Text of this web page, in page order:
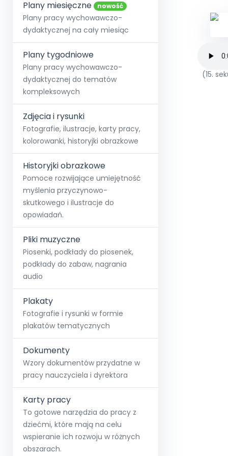
Społeczność
+48 12 631 04 10
kontakt@blizejprzedszkola.pl
O miesięczniku
Strona główna
O Akademii
Akademia
Poznaj pakiet MAX
Testuj przez 7 dni Pełen
Wszystkie projekty
Skontaktuj się
Dodaj wpis
Plany miesięczne nowość
Plany pracy wychowawczo-
dydaktycznej na cały miesiąc
Plany tygodniowe
Plany pracy wychowawczo-
dydaktycznej do tematów
kompleksowych
Zdjęcia i rysunki
Fotografie, ilustracje, karty pracy,
kolorowanki, historyjki obrazkowe
Historyjki obrazkowe
Pomoce rozwijające umiejętność
myślenia przyczynowo-
skutkowego i ilustracje do
opowiadań.
Pliki muzyczne
Piosenki, podkłady do piosenek,
podkłady do zabaw, nagrania
audio
Plakaty
Fotografie i rysunki w formie
plakatów tematycznych
Dokumenty
Wzory dokumentów przydatne w
pracy nauczyciela i dyrektora
Karty pracy
To gotowe narzędzia do pracy z
dziećmi, które mają na celu
wspieranie ich rozwoju w różnych
obszarach.
(15.